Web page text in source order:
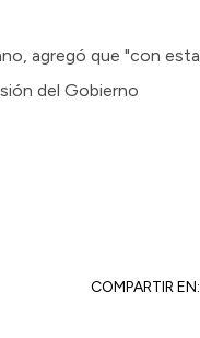
agregó que "con esta
del Gobierno
COMPARTIR EN: